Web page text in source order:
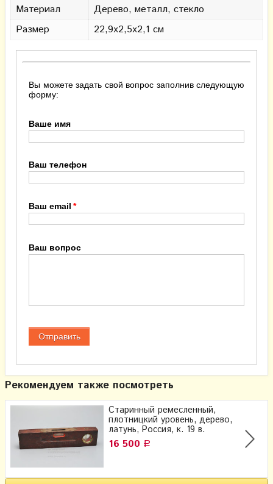
Материал
Дерево, металл, стекло
Размер
22,9х2,5х2,1 см
Вы можете задать свой вопрос заполнив следующую
форму:
Ваше имя
Ваш телефон
Ваш email
Ваш вопрос
Рекомендуем также посмотреть
Старинный ремесленный,
плотницкий уровень, дерево,
латунь, Россия, к. 19 в.
16 500 Р